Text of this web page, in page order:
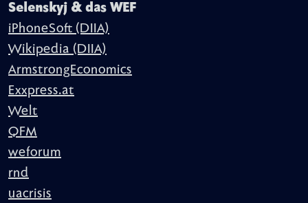
Selenskyj & das WEF
iPhoneSoft (DIIA)
Wikipedia (DIIA)
ArmstrongEconomics
Exxpress.at
Welt
QFM
weforum
rnd
uacrisis